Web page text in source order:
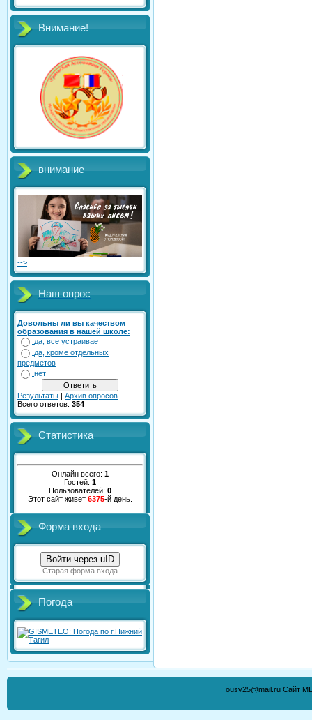
Внимание!
внимание
-->
Наш опрос
Довольны ли вы качеством
образования в нашей школе:
да, все устраивает
да, кроме отдельных
предметов
нет
Результаты | Архив опросов
Всего ответов: 354
Статистика
Онлайн всего: 1
Гостей: 1
Пользователей: 0
Этот сайт живет 6375-й день.
Форма входа
Войти через uID
Старая форма входа
Погода
ousv25@mail.ru Сайт